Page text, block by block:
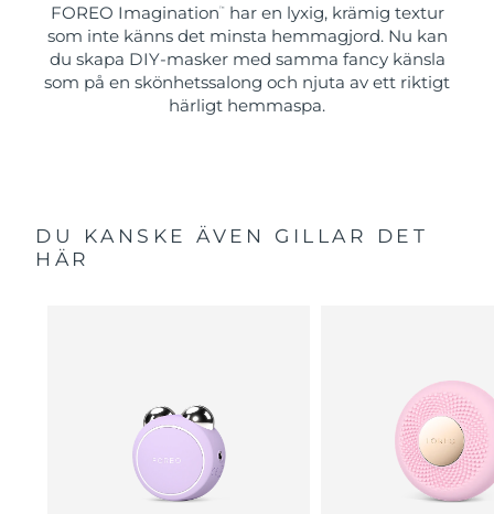
FOREO Imagination ™
har en lyxig, krämig textur
som inte känns det minsta hemmagjord. Nu kan
du skapa DIY-masker med samma fancy känsla
som på en skönhetssalong och njuta av ett riktigt
härligt hemmaspa.
DU KANSKE ÄVEN GILLAR DET
HÄR